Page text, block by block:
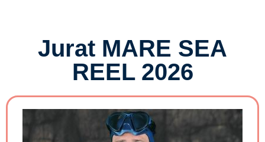
Jurat MARE SEA
REEL 2026